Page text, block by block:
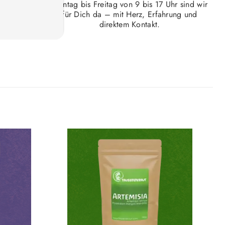
Montag bis Freitag von 9 bis 17 Uhr sind wir
für Dich da – mit Herz, Erfahrung und
direktem Kontakt.